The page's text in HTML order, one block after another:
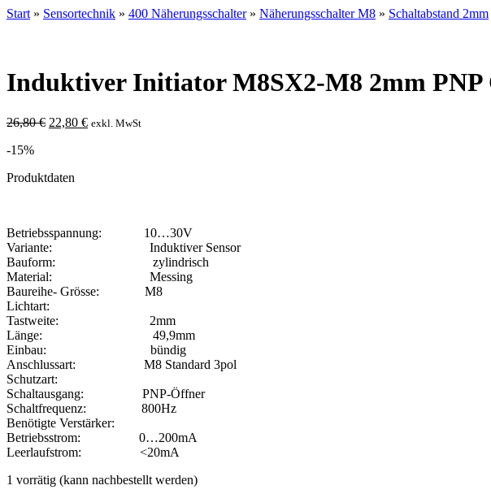
Start » Sensortechnik » 400 Näherungsschalter» Näherungsschalter M8 » Schaltabstand 2mm
Induktiver Initiator M8SX2-M8 2mm PNP
26,80€ Ursprünglicher
22,80 €Aktueller
exkl. MwSt
-15%
Produktdaten
Betriebsspannung: 10…30V
Variante: Induktiver Sensor
Bauform: zylindrisch
Material: Messing
Baureihe- Grösse: M8
Lichtart:
Tastweite: 2mm
Länge: 49,9mm
Einbau: bündig
Anschlussart: M8 Standard 3pol
Schutzart:
Schaltausgang: PNP-Öffner
Schaltfrequenz: 800Hz
Benötigte Verstärker:
Betriebsstrom: 0…200mA
Leerlaufstrom: <20mA
1 vorrätig (kann nachbestellt werden)